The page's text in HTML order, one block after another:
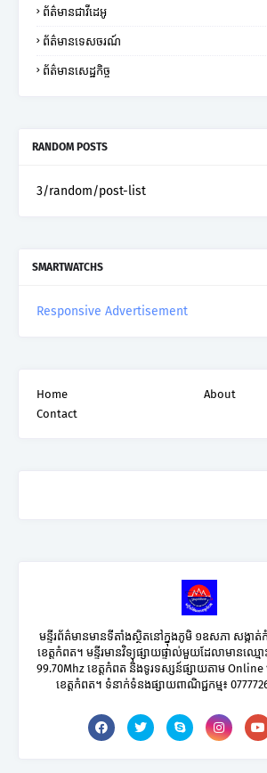
ព័ត៌មានជាវីដេអូ
ព័ត៌មានទេសចរណ៍
ព័ត៌មានសេដ្ឋកិច្ច
RANDOM POSTS
3/random/post-list
SMARTWATCHS
Responsive Advertisement
Home
About
Contact
មន្ទីរព័ត៌មានមានទីតាំងស្ថិតនៅក្នុងភូមិ ១ឧសភា សង្ក
ខេត្តកំពត។ មន្ទីរមានវិទ្យុផ្សាយផ្ទាល់មួយដែលាមានឈ្មោ
99.70Mhz ខេត្តកំពត និងទូរទស្សន៍ផ្សាយតាម Online
ខេត្តកំពត។ ទំនាក់ទំនងផ្សាយពាណិជ្ជកម្ម៖